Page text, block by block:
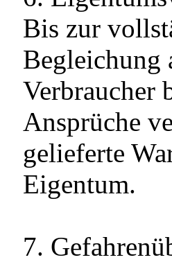
Bis zur
Begleichung
Verbraucher
Ansprüche
gelieferte
Eigentum.
7.